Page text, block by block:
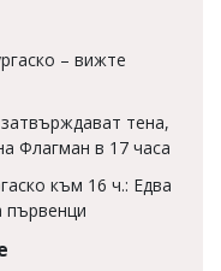
– вижте
тена,
Флагман в 17 часа
към 16 ч.: Едва
първенци